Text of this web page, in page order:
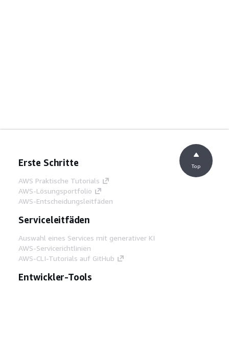
Erste Schritte
AWS Praktische Tutorials
AWS-Lösungsportfolio
AWS-Entscheidungsleitfäden
Serviceleitfäden
Auswahl eines Services mit generativer KI
AWS-Servicerichtlinien
AWS-CLI-Tutorials auf GitHub
Entwickler-Tools
Top